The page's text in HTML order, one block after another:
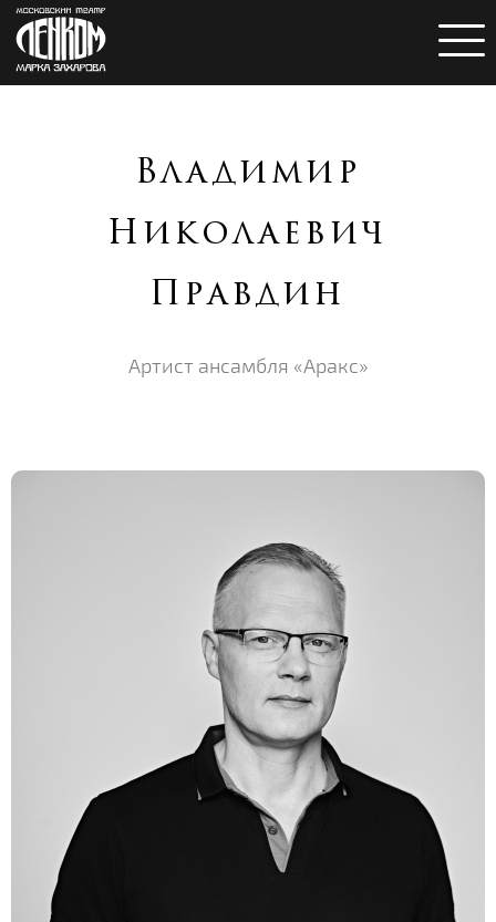
Владимир
Николаевич
Правдин
Артист ансамбля «Аракс»